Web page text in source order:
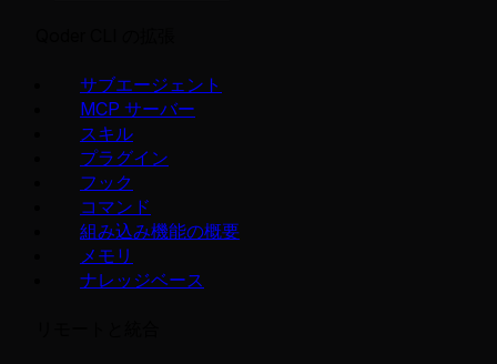
サブエージェント
MCP サーバー
スキル
プラグイン
フック
コマンド
組み込み機能の概要
メモリ
ナレッジベース